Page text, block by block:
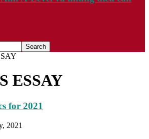
ESSAY
for 2021
2021